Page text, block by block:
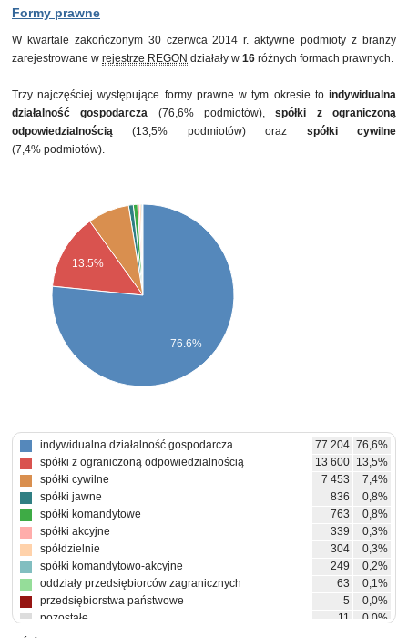
Formy prawne
W kwartale zakończonym 30 czerwca 2014 r. aktywne podmioty z branży
zarejestrowane w rejestrze REGON działały w 16 różnych formach prawnych.
Trzy najczęściej występujące formy prawne w tym okresie to indywidualna
działalność gospodarcza (76,6% podmiotów),spółki z ograniczoną
odpowiedzialnością (13,5% podmiotów) oraz spółki cywilne
(7,4% podmiotów).
13.5%
76.6%
indywidualna działalność gospodarcza 77 204 76,6%
spółki z ograniczoną odpowiedzialnością
13 600 13,5%
spółki cywilne
7 453
7,4%
spółki jawne
836
0,8%
spółki komandytowe
763
0,8%
spółki akcyjne
339
0,3%
spółdzielnie
304
0,3%
spółki komandytowo-akcyjne
249
0,2%
oddziały przedsiębiorców zagranicznych
63
0,1%
przedsiębiorstwa państwowe
5
0,0%
pozostałe
11 0,0%